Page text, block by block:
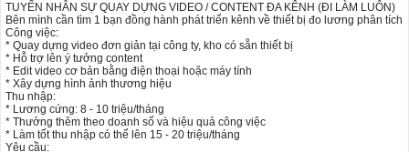
TUYỂN NHÂN SỰ QUAY DỰNG VIDEO / CONTENT ĐA KÊNH (ĐI LÀM LUÔN)
Bên mình cần tìm 1 bạn đồng hành phát triển kênh về thiết bị đo lương phân tích
Công việc:
* Quay dựng video đơn giản tại công ty, kho có sẵn thiết bị
* Hỗ trợ lên ý tưởng content
* Edit video cơ bản bằng điện thoại hoặc máy tính
* Xây dựng hình ảnh thương hiệu
Thu nhập:
* Lương cứng: 8 - 10 triệu/tháng
* Thưởng thêm theo doanh số và hiệu quả công việc
* Làm tốt thu nhập có thể lên 15 - 20 triệu/tháng
Yêu cầu: